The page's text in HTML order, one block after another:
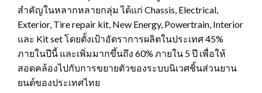
สำคัญในหลากหลายกลุ่ม ได้แก่ Chassis, Electrical,
Exterior, Tire repair kit, New Energy, Powertrain, Interior
และ Kit set โดยตั้งเป้าอัตราการผลิตในประเทศ 45%
ภายในปีนี้ และเพิ่มมากขึ้นถึง 60% ภายใน 5 ปี เพื่อให้
สอดคล้องไปกับการขยายตัวของระบบนิเวศชิ้นส่วนยาน
ยนต์ของประเทศไทย